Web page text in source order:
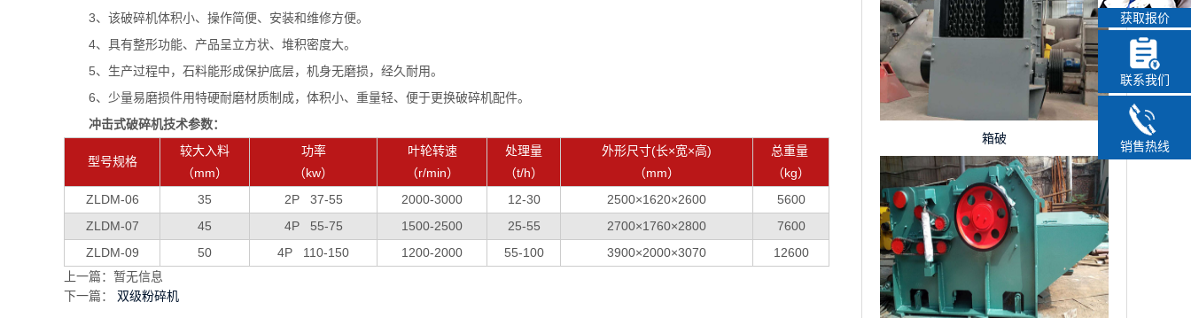
3、该破碎机体积小、操作简便、安装和维修方便。
4、具有整形功能、产品呈立方状、堆积密度大。
5、生产过程中，石料能形成保护底层，机身无磨损，经久耐用。
6、少量易磨损件用特硬耐磨材质制成，体积小、重量轻、便于更换破碎机配件。
冲击式破碎机技术参数：
型号规格
较大入料
（mm）
功率
（kw）
叶轮转速
（r/min）
处理量
（t/h）
外形尺寸(长×宽×高)
（mm）
总重量
（kg）
ZLDM-06
35 2P 37-55 2000-3000 12-30 2500×1620×2600
5600
ZLDM-07
45 4P 55-75 1500-2500 25-55 2700×1760×2800
7600
ZLDM-09
50 4P 110-150 1200-2000 55-100 3900×2000×3070
12600
上一篇：暂无信息
下一篇： 双级粉碎机
箱破
获取报价
联系我们
销售热线